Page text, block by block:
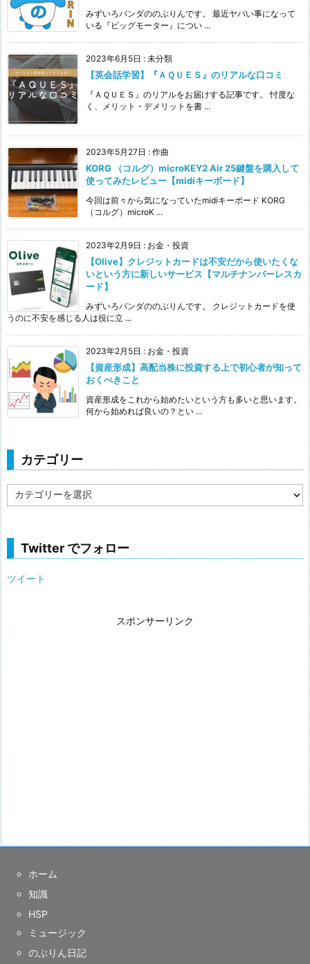
みずいろパンダののぶりんです。 最近ヤバい事になって
いる『ビッグモーター』につい ...
2023年6月5日 : 未分類
【英会話学習】『ＡＱＵＥＳ』のリアルな口コミ
『ＡＱＵＥＳ』のリアルをお届けする記事です。 忖度な
く、メリット・デメリットを書 ...
2023年5月27日 : 作曲
KORG （コルグ）microKEY2 Air 25鍵盤を購入して
使ってみたレビュー【midiキーボード】
今回は前々から気になっていたmidiキーボード KORG
（コルグ）microK ...
2023年2月9日 : お金・投資
【Olive】クレジットカードは不安だから使いたくな
いという方に新しいサービス【マルチナンバーレスカ
ード】
みずいろパンダののぶりんです。 クレジットカードを使
うのに不安を感じる人は役に立 ...
2023年2月5日 : お金・投資
【資産形成】高配当株に投資する上で初心者が知って
おくべきこと
資産形成をこれから始めたいという方も多いと思います。
何から始めれば良いの？とい ...
カテゴリー
テ
Twitter でフォロー
ツイート
スポンサーリンク
ホーム
知識
HSP
ミュージック
のぶりん日記